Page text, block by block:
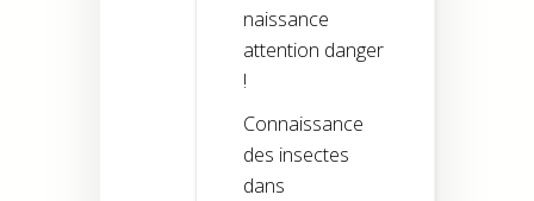
naissance
attention danger
!
Connaissance
des insectes
dans